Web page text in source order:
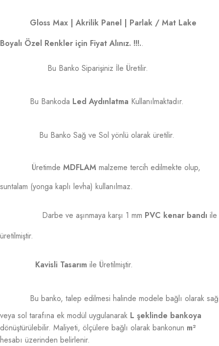
Gloss Max | Akrilik Panel | Parlak / Mat Lake
Boyalı Özel Renkler için Fiyat Alınız. !!!..
Bu Banko Siparişiniz İle Üretilir.
Bu Bankoda Led Aydınlatma Kullanılmaktadır.
Bu Banko Sağ ve Sol yönlü olarak üretilir.
Üretimde MDFLAM malzeme tercih edilmekte olup,
suntalam (yonga kaplı levha) kullanılmaz.
Darbe ve aşınmaya karşı 1 mm PVC kenar bandı ile
üretilmiştir.
Kavisli Tasarım ile Üretilmiştir.
Bu banko, talep edilmesi halinde modele bağlı olarak sağ
veya sol tarafına ek modül uygulanarak L şeklinde bankoya
dönüştürülebilir. Maliyeti, ölçülere bağlı olarak bankonun m²
hesabı üzerinden belirlenir.